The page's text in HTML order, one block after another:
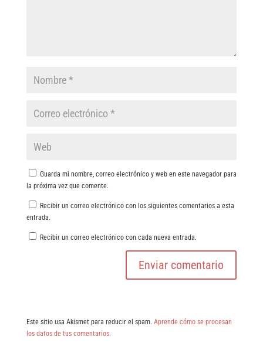
Guarda mi nombre, correo electrónico y web en este navegador para
la próxima vez que comente.
Recibir un correo electrónico con los siguientes comentarios a esta
entrada.
Recibir un correo electrónico con cada nueva entrada.
Este sitio usa Akismet para reducir el spam. Aprende cómo se procesan
los datos de tus comentarios.